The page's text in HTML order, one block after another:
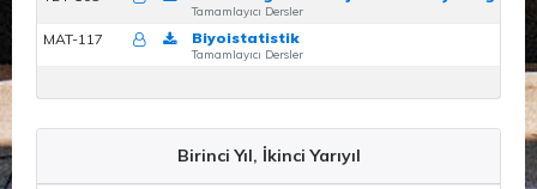
Tamamlayıcı Dersler
MAT-117 Biyoistatistik
Tamamlayıcı Dersler
Birinci Yıl, İkinci Yarıyıl